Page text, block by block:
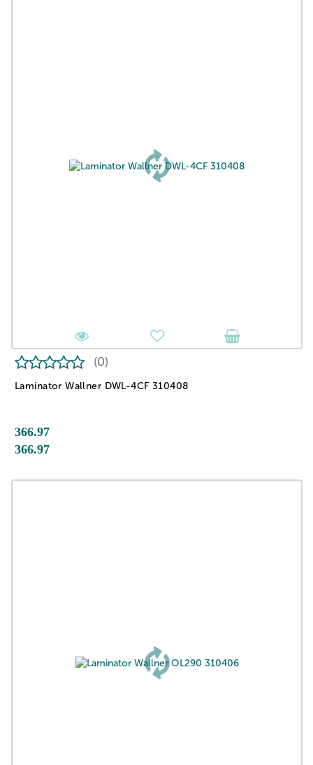
Laminator Wallner DWL-4CF 310408
(0)
366.97
366.97